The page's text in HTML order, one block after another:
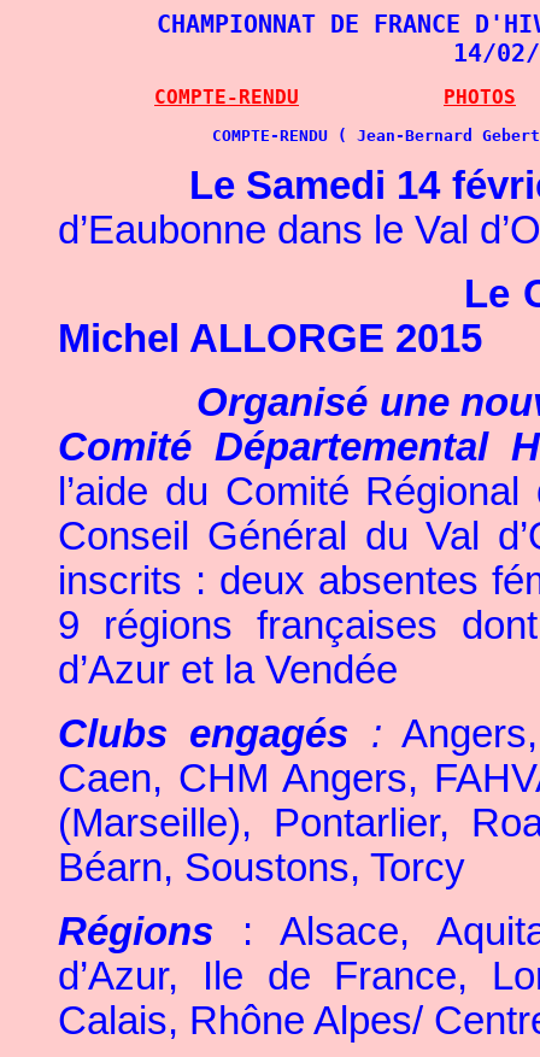
CHAMPIONNAT DE FRANCE
14/
COMPTE-RENDU PHOTOS
COMPTE-RENDU ( Jean-Bernard
Le Samedi 14
d’Eaubonne dans le Val
Le
Michel ALLORGE 2015
Organisé une
Comité Départemental
l’aide du Comité
Conseil Général du Val
inscrits : deux absentes
9 régions françaises
d’Azur et la Vendée
Clubs engagés : Angers
Caen, CHM Angers,
(Marseille), Pontarlier,
Béarn, Soustons, Torcy
Régions : Alsace,
d’Azur, Ile de France,
Calais, Rhône Alpes/